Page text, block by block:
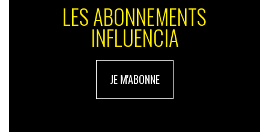
LES ABONNEMENTS
INFLUENCIA
JE M'ABONNE